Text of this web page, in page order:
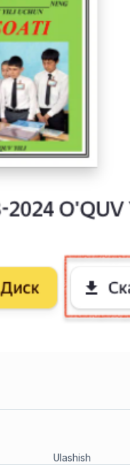
Ulashish